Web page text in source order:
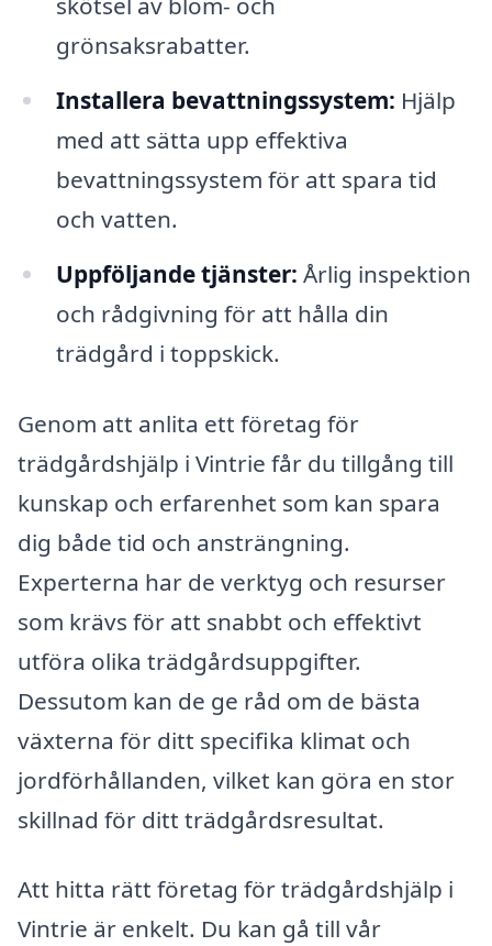
grönsaksrabatter.
Installera bevattningssystem: Hjälp
med att sätta upp effektiva
bevattningssystem för att spara tid
och vatten.
Uppföljande tjänster: Årlig inspektion
och rådgivning för att hålla din
trädgård i toppskick.
Genom att anlita ett företag för
trädgårdshjälp i Vintrie får du tillgång till
kunskap och erfarenhet som kan spara
dig både tid och ansträngning.
Experterna har de verktyg och resurser
som krävs för att snabbt och effektivt
utföra olika trädgårdsuppgifter.
Dessutom kan de ge råd om de bästa
växterna för ditt specifika klimat och
jordförhållanden, vilket kan göra en stor
skillnad för ditt trädgårdsresultat.
Att hitta rätt företag för trädgårdshjälp i
Vintrie är enkelt. Du kan gå till vår